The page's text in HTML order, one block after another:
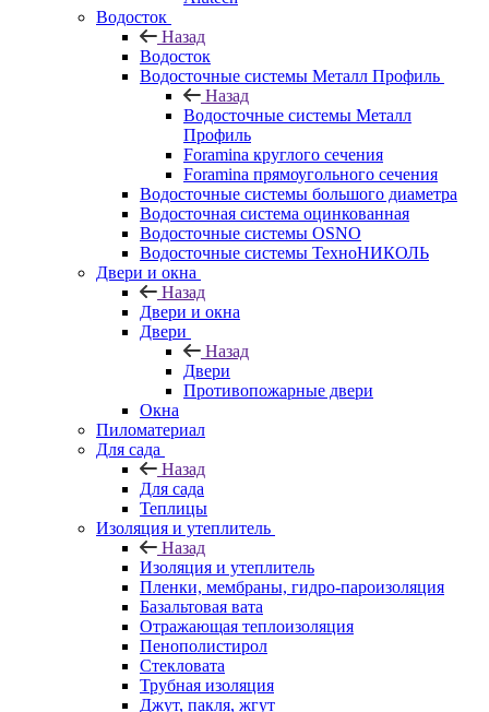
Водосток
Назад
Водосток
Водосточные системы Металл Профиль
Назад
Водосточные системы Металл
Профиль
Foramina круглого сечения
Foramina прямоугольного сечения
Водосточные системы большого диаметра
Водосточная система оцинкованная
Водосточные системы OSNO
Водосточные системы ТехноНИКОЛЬ
Двери и окна
Назад
Двери и окна
Двери
Назад
Двери
Противопожарные двери
Окна
Пиломатериал
Для сада
Назад
Для сада
Теплицы
Изоляция и утеплитель
Назад
Изоляция и утеплитель
Пленки, мембраны, гидро-пароизоляция
Базальтовая вата
Отражающая теплоизоляция
Пенополистирол
Стекловата
Трубная изоляция
Джут, пакля, жгут